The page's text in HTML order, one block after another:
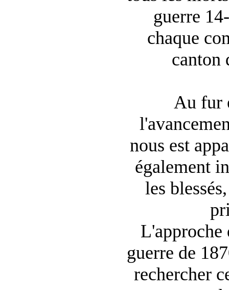
guerre
chaque
canton
Au fur
nous est
également
les
L'approche
guerre de
rechercher